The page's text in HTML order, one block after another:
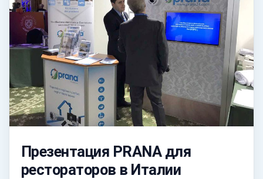
Презентация PRANA для
рестораторов в Италии